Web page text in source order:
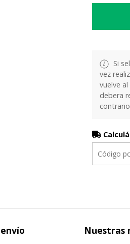
Si
vez
vuelve
debera
Nuestras